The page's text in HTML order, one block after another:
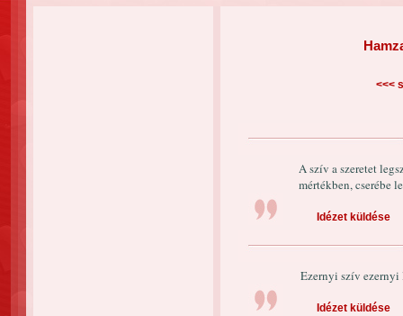
<<<
A szív a szeretet
mértékben, cserébe
Idézet küldése
Ezernyi szív
Idézet küldése